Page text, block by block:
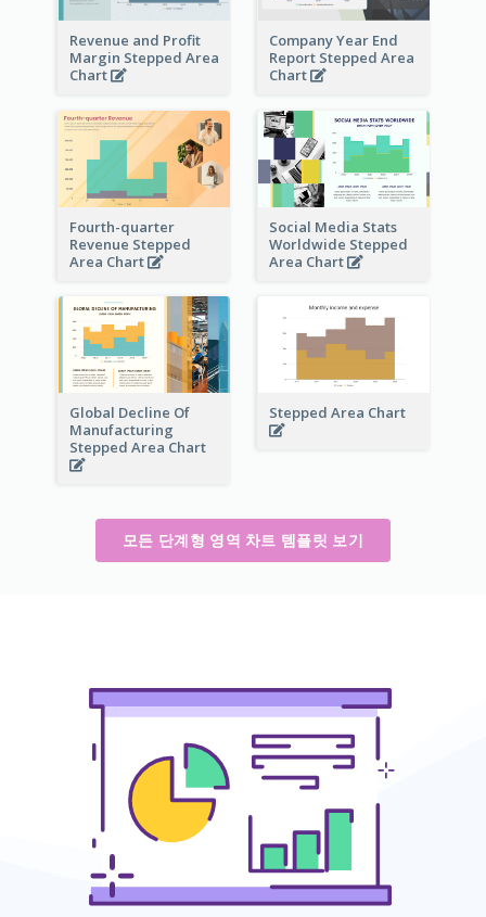
Revenue and Profit
Margin Stepped Area
Chart
Company Year End
Report Stepped Area
Chart
Fourth-quarter
Revenue Stepped
Area Chart
Social Media Stats
Worldwide Stepped
Area Chart
Global Decline Of
Manufacturing
Stepped Area Chart
Stepped Area Chart
모든 단계형 영역 차트 템플릿 보기